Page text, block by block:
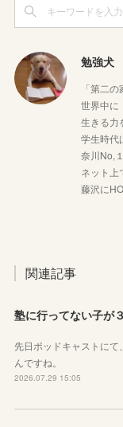
勉強犬
「第二
世界中に
生きる力
学生時代
奈川No,
ネット上
藤沢に
関連記事
先日ポッドキャストに
んですね。
2026.07.29 15:05